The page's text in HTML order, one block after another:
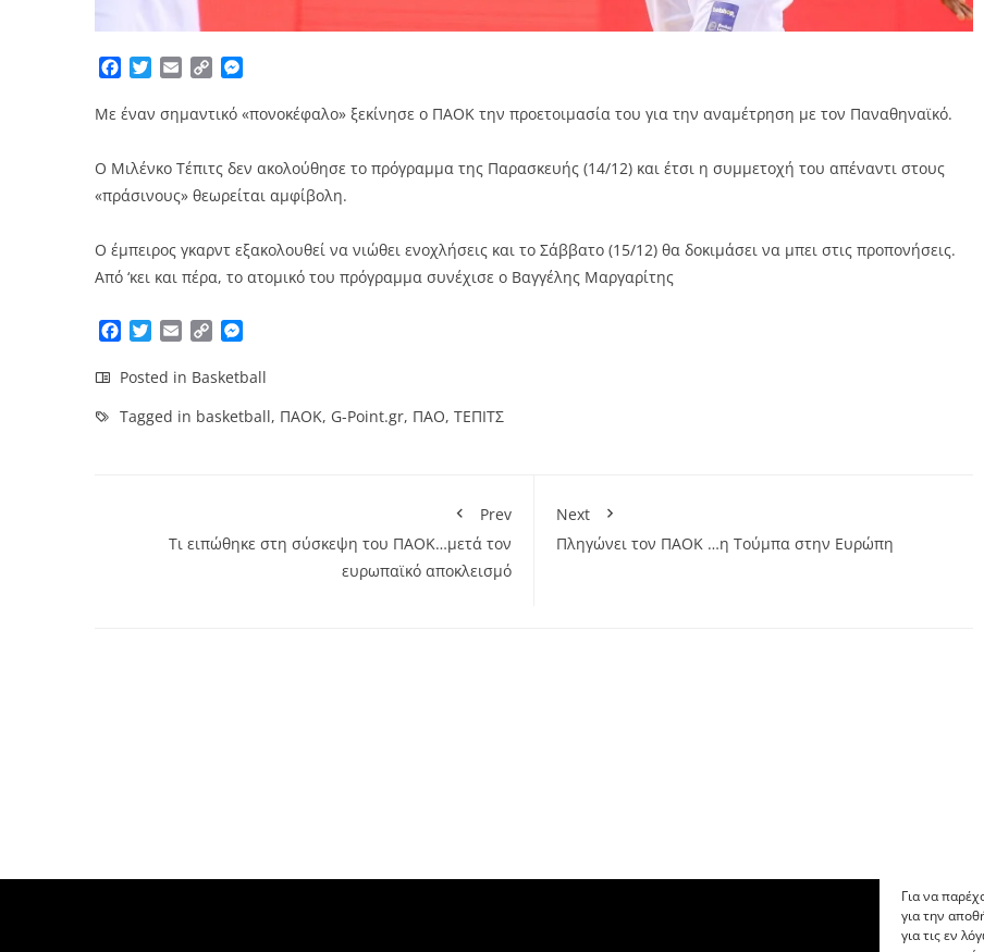
Για να
για την
για τις εν
Facebook
TwitterEmailCopy
Με έναν σημαντικό «πονοκέφαλο» ξεκίνησε ο ΠΑΟΚ την προετοιμασία του για την αναμέτρηση με τον Παναθηναϊκό.
Ο Μιλένκο Τέπιτς δεν ακολούθησε το πρόγραμμα της Παρασκευής (14/12) και έτσι η συμμετοχή του απέναντι στους
«πράσινους» θεωρείται αμφίβολη.
Ο έμπειρος γκαρντ εξακολουθεί να νιώθει ενοχλήσεις και το Σάββατο (15/12) θα δοκιμάσει να μπει στις προπονήσεις.
Από ‘κει και πέρα, το ατομικό του πρόγραμμα συνέχισε ο Βαγγέλης Μαργαρίτης
Facebook
TwitterEmailCopy
Posted in Basketball
Tagged in basketball, ΠΑΟΚ, G-Point.gr, ΠΑΟ, ΤΕΠΙΤΣ
Prev
Τι ειπώθηκε στη σύσκεψη του ΠΑΟΚ…μετά τον
ευρωπαϊκό αποκλεισμό
Next
Πληγώνει τον ΠΑΟΚ …η Τούμπα στην Ευρώπη